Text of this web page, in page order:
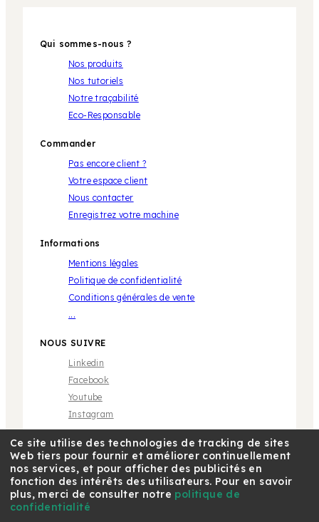
Qui sommes-nous ?
Nos produits
Nos tutoriels
Notre traçabilité
Eco-Responsable
Commander
Pas encore client ?
Votre espace client
Nous contacter
Enregistrez votre machine
Informations
Mentions légales
Politique de confidentialité
Conditions générales de vente
...
NOUS SUIVRE
Linkedin
Facebook
Youtube
Instagram
* Marque propriété de tiers sans aucune relation avec
Café Royal Pro SAS | © 2018 Café Royal
Ce site utilise des technologies de tracking de sites
Web tiers pour fournir et améliorer continuellement
nos services, et pour afficher des publicités en
fonction des intérêts des utilisateurs. Pour en savoir
plus, merci de consulter notre politique de
confidentialité